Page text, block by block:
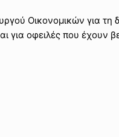
Οικονομικών για τη
οφειλές που έχουν